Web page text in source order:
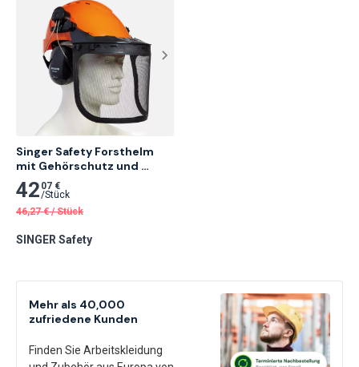
Mehr als 40,000
zufriedene Kunden
Finden Sie Arbeitskleidung
Singer Safety Forsthelm
mit Gehörschutz und
Visier
42 07 €
/Stück
46,27 € /Stück
SINGER Safety